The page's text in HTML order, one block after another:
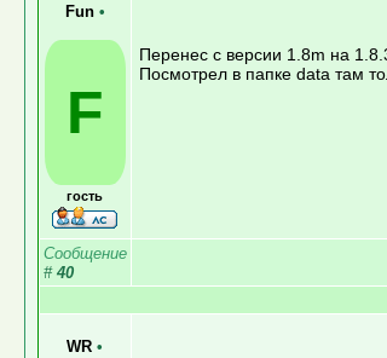
Fun •
F
гость
Перенес с версии 1.8m на
Посмотрел в папке data там
Сообщение
# 40
WR •